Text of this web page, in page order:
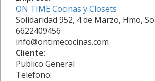
ON TIME Cocinas y Closets
Solidaridad 952, 4 de Marzo, Hmo,
6622409456
info@ontimecocinas.com
Cliente:
Publico General
Telefono: